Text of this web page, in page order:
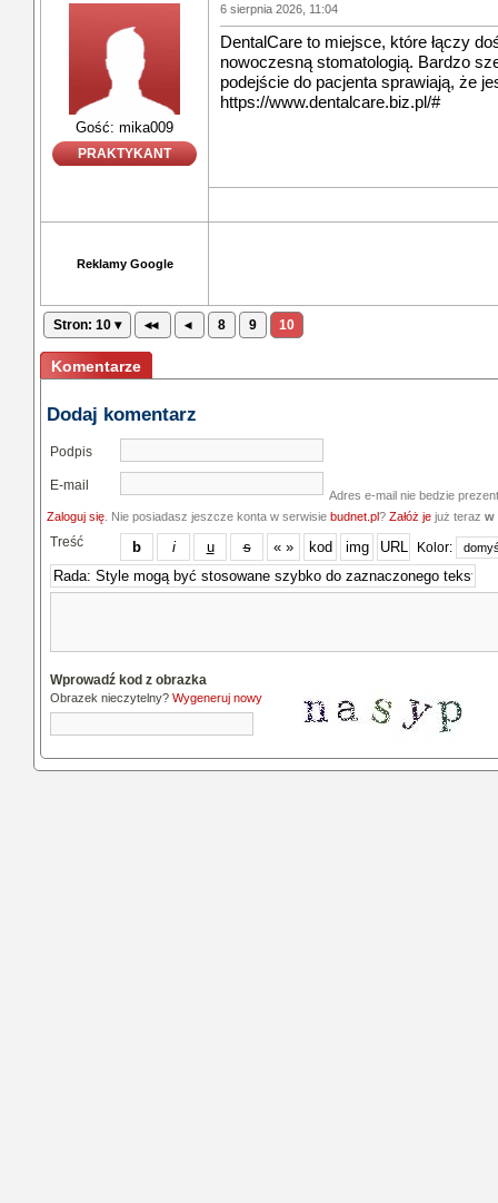
Gość: mika009
PRAKTYKANT
6 sierpnia 2026, 11:04
DentalCare to miejsce, które łączy
nowoczesną stomatologią. Bardzo
podejście do pacjenta sprawiają, że
https://www.dentalcare.biz.pl/#
Reklamy Google
Stron: 10 ▾ ◂◂ ◂ 8 9 10
Komentarze
Dodaj komentarz
Podpis
E-mail
Adres e-mail nie bedzie
Zaloguj się . Nie posiadasz jeszcze konta w serwisie budnet.pl? Załóż je już teraz w
Treść Kolor:
Wprowadź kod z obrazka
Obrazek nieczytelny? Wygeneruj nowy